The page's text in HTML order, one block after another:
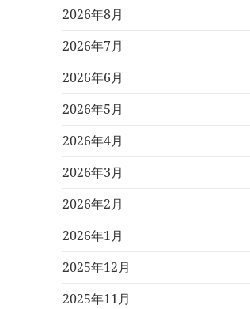
2026年8月
2026年7月
2026年6月
2026年5月
2026年4月
2026年3月
2026年2月
2026年1月
2025年12月
2025年11月